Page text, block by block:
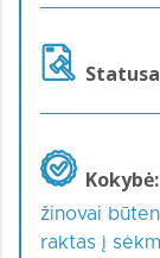
Kokybė:
žinovai
raktas į